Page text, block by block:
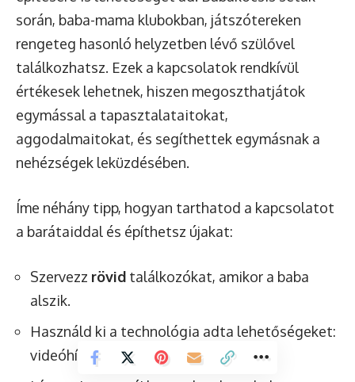
során, baba-mama klubokban, játszótereken
rengeteg hasonló helyzetben lévő szülővel
találkozhatsz. Ezek a kapcsolatok rendkívül
értékesek lehetnek, hiszen megoszthatjátok
egymással a tapasztalataitokat,
aggodalmaitokat, és segíthettek egymásnak a
nehézségek leküzdésében.
Íme néhány tipp, hogyan tarthatod a kapcsolatot
a barátaiddal és építhetsz újakat:
Szervezz rövid találkozókat, amikor a baba
alszik.
Használd ki a technológia adta lehetőségeket:
videóhívások, online játékok.